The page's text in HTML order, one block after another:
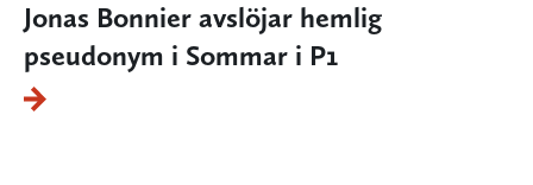
Jonas Bonnier avslöjar hemlig
pseudonym i Sommar i P1